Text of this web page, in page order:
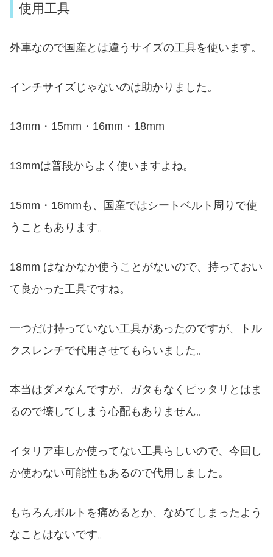
使用工具
外車なので国産とは違うサイズの工具を使います。
インチサイズじゃないのは助かりました。
13mm・15mm・16mm・18mm
13mmは普段からよく使いますよね。
15mm・16mmも、国産ではシートベルト周りで使
うこともあります。
18mm はなかなか使うことがないので、持っておい
て良かった工具ですね。
一つだけ持っていない工具があったのですが、トル
クスレンチで代用させてもらいました。
本当はダメなんですが、ガタもなくピッタリとはま
るので壊してしまう心配もありません。
イタリア車しか使ってない工具らしいので、今回し
か使わない可能性もあるので代用しました。
もちろんボルトを痛めるとか、なめてしまったよう
なことはないです。